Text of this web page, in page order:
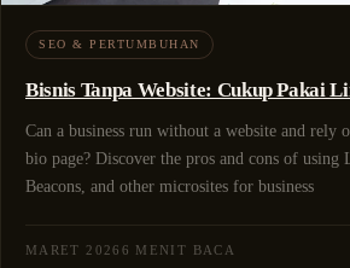
SEO & PERTUMBUHAN
Bisnis Tanpa Website: Cukup Pakai
Can a business run without a website and rely
bio page? Discover the pros and cons of using
Beacons, and other microsites for business
MARET 2026 6 MENIT BACA